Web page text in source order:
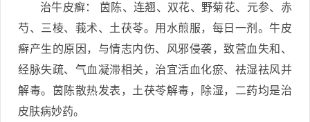
治牛皮癣： 茵陈、连翘、双花、野菊花、元参、赤
芍、三棱、莪术、土茯苓。用水煎服，每日一剂。牛皮
癣产生的原因，与情志内伤、风邪侵袭，致营血失和、
经脉失疏、气血凝滞相关，治宜活血化瘀、祛湿祛风并
解毒。茵陈散热发表，土茯苓解毒，除湿，二药均是治
皮肤病妙药。